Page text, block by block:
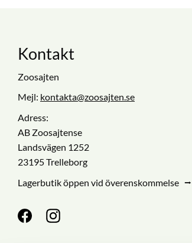
Kontakt
Zoosajten
Mejl: kontakta@zoosajten.se
Adress:
AB Zoosajtense
Landsvägen 1252
23195 Trelleborg
Lagerbutik öppen vid överenskommelse ⭢